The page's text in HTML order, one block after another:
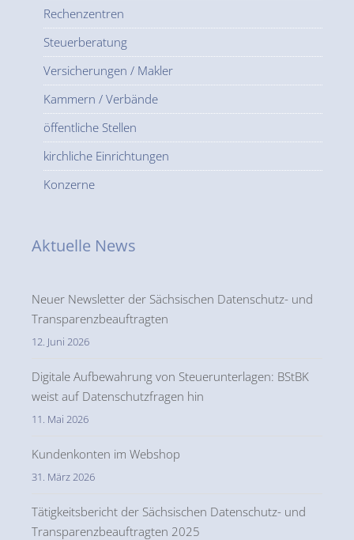
Rechenzentren
Steuerberatung
Versicherungen / Makler
Kammern / Verbände
öffentliche Stellen
kirchliche Einrichtungen
Konzerne
Aktuelle News
Neuer Newsletter der Sächsischen Datenschutz- und
Transparenzbeauftragten
12. Juni 2026
Digitale Aufbewahrung von Steuerunterlagen: BStBK
weist auf Datenschutzfragen hin
11. Mai 2026
Kundenkonten im Webshop
31. März 2026
Tätigkeitsbericht der Sächsischen Datenschutz- und
Transparenzbeauftragten 2025